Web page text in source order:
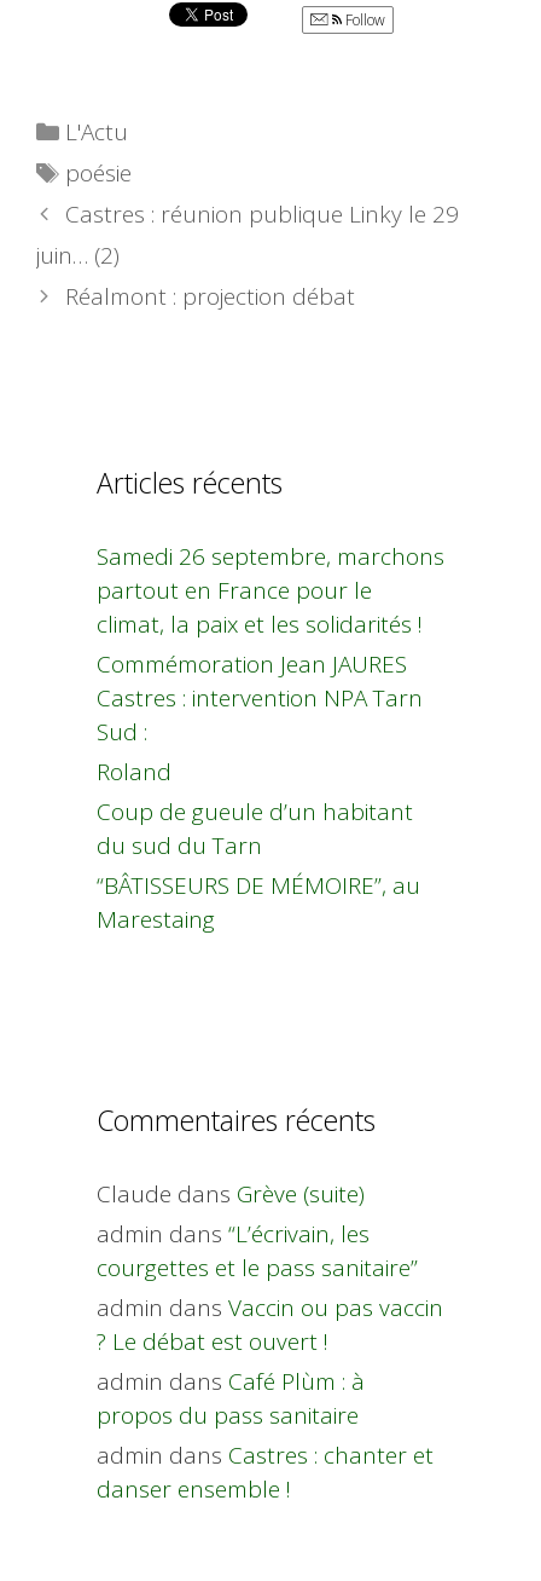
Follow
Catégories
L'Actu
Étiquettes
poésie
Castres : réunion publique Linky le 29
juin… (2)
Réalmont : projection débat
Articles récents
Samedi 26 septembre, marchons
partout en France pour le
climat, la paix et les solidarités !
Commémoration Jean JAURES
Castres : intervention NPA Tarn
Sud :
Roland
Coup de gueule d’un habitant
du sud du Tarn
“BÂTISSEURS DE MÉMOIRE”, au
Marestaing
Commentaires récents
Claude dans Grève (suite)
admin dans “L’écrivain, les
courgettes et le pass sanitaire”
admin dans Vaccin ou pas vaccin
? Le débat est ouvert !
admin dans Café Plùm : à
propos du pass sanitaire
admin dans Castres : chanter et
danser ensemble !